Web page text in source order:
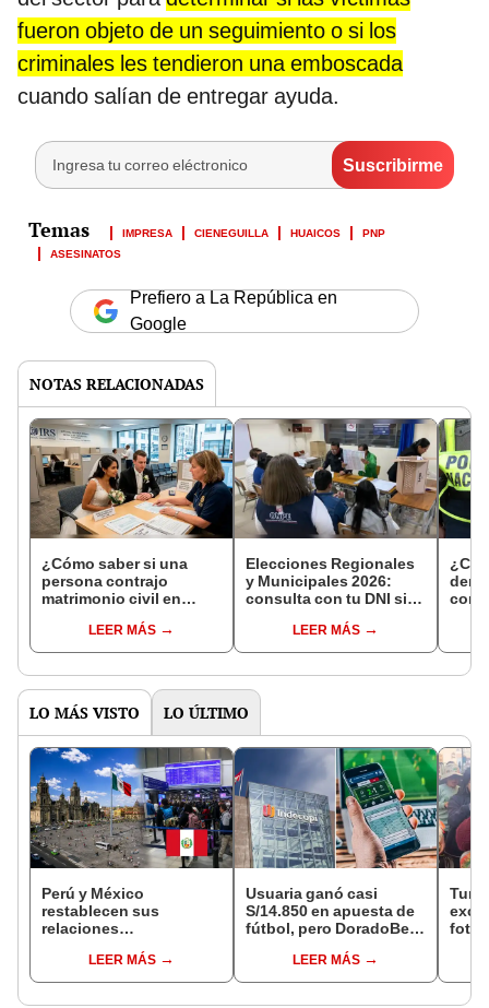
fueron objeto de un seguimiento o si los
criminales les tendieron una emboscada
cuando salían de entregar ayuda.
IMPRESA CIENEGUILLA HUAICOS
PNP
ASESINATOS
Prefiero a La República en
Google
NOTAS RELACIONADAS
¿Cómo saber si una
persona contrajo
matrimonio civil en
LEER MÁS
Elecciones Regionales
y Municipales 2026:
consulta con tu DNI si
de mesa para este 4 de
octubre en el link oficial
LEER MÁS
con
LO MÁS VISTO LO ÚLTIMO
Perú y México
restablecen sus
relaciones
anulan los visados?
LEER MÁS
Usuaria ganó casi
S/14.850 en apuesta de
fútbol, pero DoradoBet
Indecopi multó a la
empresa con más de S/
LEER MÁS